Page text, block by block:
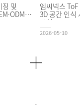
징 및
엠씨넥스
3D 공간 인식
기회
2026-05-10